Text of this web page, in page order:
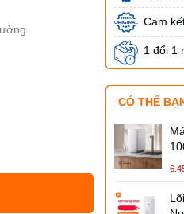
Cam
1 đổi 1
CÓ THỂ